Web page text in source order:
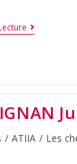
/ ATIIA / Les